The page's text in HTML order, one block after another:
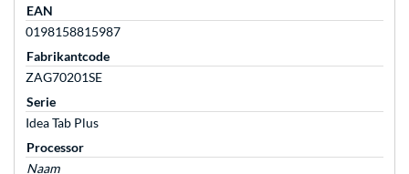
EAN
0198158815987
Fabrikantcode
ZAG70201SE
Serie
Idea Tab Plus
Processor
Naam